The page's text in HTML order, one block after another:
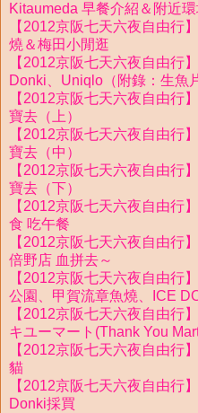
Kitaumeda 早餐介紹＆附近
【2012京阪七天六夜自由行
燒＆梅田小閒逛
【2012京阪七天六夜自由行
Donki、Uniqlo（附錄：生魚
【2012京阪七天六夜自由行
寶去（上）
【2012京阪七天六夜自由行
寶去（中）
【2012京阪七天六夜自由行
寶去（下）
【2012京阪七天六夜自由行
食 吃午餐
【2012京阪七天六夜自由行
倍野店 血拼去～
【2012京阪七天六夜自由行
公園、甲賀流章魚燒、ICE
【2012京阪七天六夜自由行
キユーマート(Thank You
【2012京阪七天六夜自由行
貓
【2012京阪七天六夜自由行
Donki採買